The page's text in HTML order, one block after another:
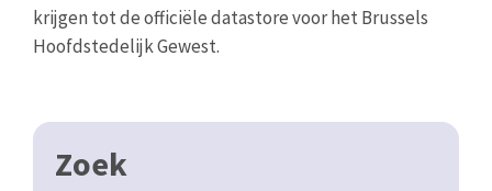
krijgen tot de officiële datastore voor het Brussels
Hoofdstedelijk Gewest.
Zoek